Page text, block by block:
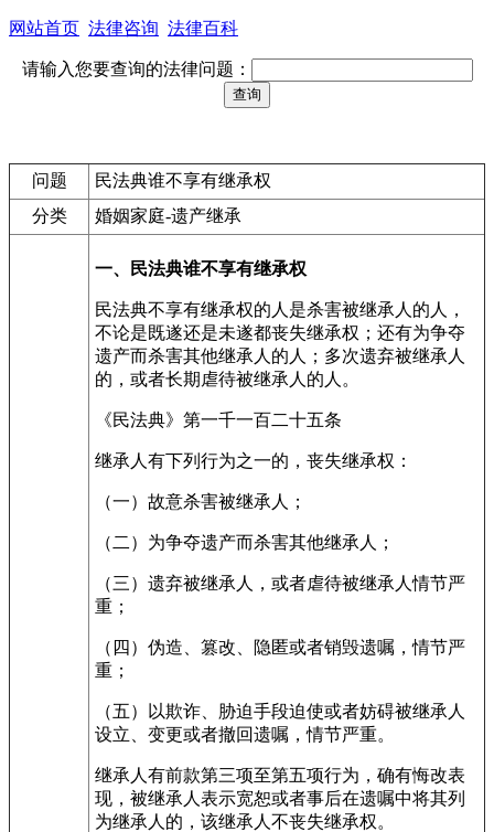
网站首页 法律咨询 法律百科
请输入您要查询的法律问题：
问题
民法典谁不享有继承权
分类
婚姻家庭-遗产继承
一、民法典谁不享有继承权
民法典不享有继承权的人是杀害被继承人的人，
不论是既遂还是未遂都丧失继承权；还有为争夺
遗产而杀害其他继承人的人；多次遗弃被继承人
的，或者长期虐待被继承人的人。
《民法典》第一千一百二十五条
继承人有下列行为之一的，丧失继承权：
（一）故意杀害被继承人；
（二）为争夺遗产而杀害其他继承人；
（三）遗弃被继承人，或者虐待被继承人情节严
重；
（四）伪造、篡改、隐匿或者销毁遗嘱，情节严
重；
（五）以欺诈、胁迫手段迫使或者妨碍被继承人
设立、变更或者撤回遗嘱，情节严重。
继承人有前款第三项至第五项行为，确有悔改表
现，被继承人表示宽恕或者事后在遗嘱中将其列
为继承人的，该继承人不丧失继承权。